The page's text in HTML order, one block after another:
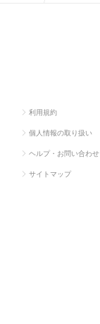
利用規約
個人情報の取り扱い
ヘルプ・お問い合わせ
サイトマップ